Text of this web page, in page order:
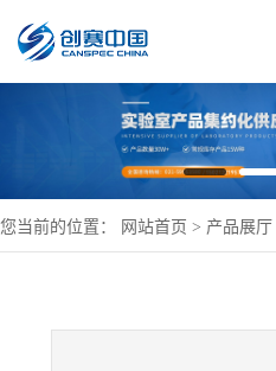
您当前的位置： 网站首页 > 产品展厅